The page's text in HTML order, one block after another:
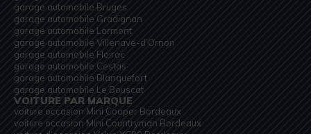
garage automobile Bruges
garage automobile Gradignan
garage automobile Lormont
garage automobile Villenave-d’Ornon
garage automobile Floirac
garage automobile Cestas
garage automobile Blanquefort
garage automobile Le Bouscat
VOITURE PAR MARQUE
voiture occasion Mini Cooper Bordeaux
voiture occasion Mini Countryman Bordeaux